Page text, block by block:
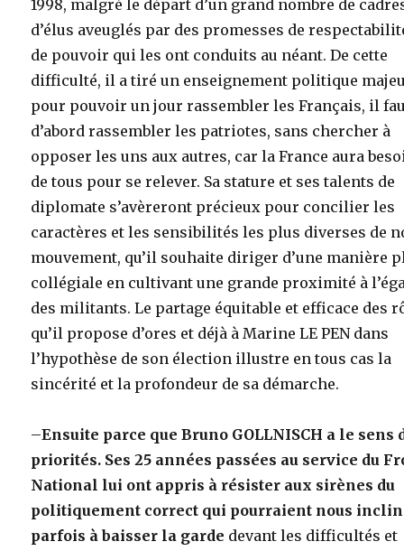
1998, malgré le départ d’un grand nombre de
d’élus aveuglés par des promesses de
de pouvoir qui les ont conduits au néant. De cette
difficulté, il a tiré un enseignement politique
pour pouvoir un jour rassembler les Français, il
d’abord rassembler les patriotes, sans chercher à
opposer les uns aux autres, car la France aura
de tous pour se relever. Sa stature et ses talents de
diplomate s’avèreront précieux pour concilier les
caractères et les sensibilités les plus diverses de
mouvement, qu’il souhaite diriger d’une manière
collégiale en cultivant une grande proximité à
des militants. Le partage équitable et efficace des
qu’il propose d’ores et déjà à Marine LE PEN dans
l’hypothèse de son élection illustre en tous cas la
sincérité et la profondeur de sa démarche.
–Ensuite parce que Bruno GOLLNISCH a le sens
priorités. Ses 25 années passées au service du
National lui ont appris à résister aux sirènes du
politiquement correct qui pourraient nous
parfois à baisser la garde devant les difficultés et